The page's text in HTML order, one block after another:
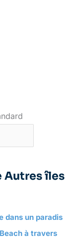
Autres îles
dans un paradis
à travers